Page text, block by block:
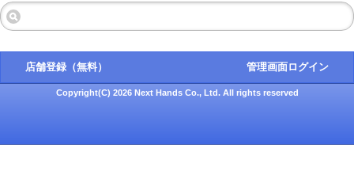
店舗登録（無料） 管理画面ログイン
Copyright(C) 2026 Next Hands Co., Ltd. All rights reserved